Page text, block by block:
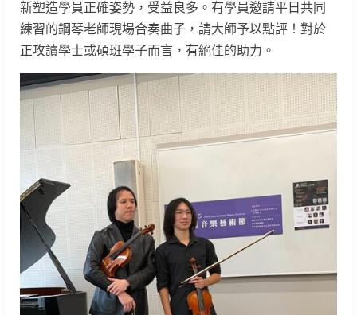
新塑造學員正確姿勢，受益良多。有學員邀請平日共同
練習的鋼琴老師現場合奏曲子，請大師予以點評！對於
正攻讀學士或碩班學子而言，有絕佳的助力。